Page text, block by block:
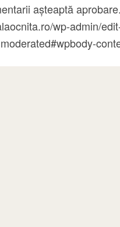
așteaptă
wp-admin/